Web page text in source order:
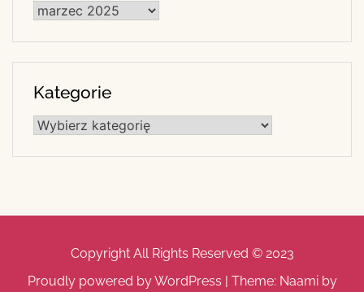
Archiwa
Kategorie
Kategorie
Copyright All Rights Reserved © 2023
Proudly powered by WordPress | Theme: Naami by